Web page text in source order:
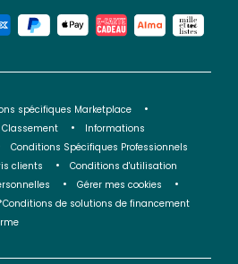
spécifiques Marketplace
Classement
Informations
Conditions Spécifiques Professionnels
clients
Conditions d'utilisation
Gérer mes cookies
de solutions de financement